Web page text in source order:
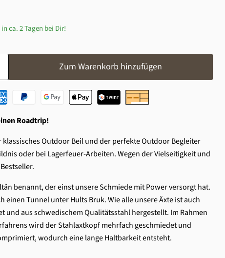
ca. 2 Tagen bei Dir!
Zum Warenkorb hinzufügen
Roadtrip!
klassisches Outdoor Beil und der perfekte Outdoor Begleiter
oder bei Lagerfeuer-Arbeiten. Wegen der Vielseitigkeit und
benannt, der einst unsere Schmiede mit Power versorgt hat.
einen Tunnel unter Hults Bruk. Wie alle unsere Äxte ist auch
und aus schwedischem Qualitätsstahl hergestellt. Im Rahmen
wird der Stahlaxtkopf mehrfach geschmiedet und
wodurch eine lange Haltbarkeit entsteht.